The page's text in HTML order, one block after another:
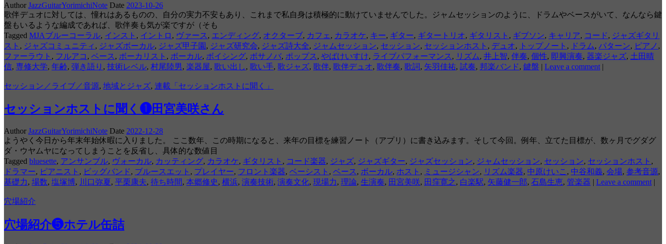
Author JazzGuitarYorimichiNote Date 2023-10-26
歌伴デュオに対しては、憧れはあるものの、自分の実力不安もあり、これまで私自身は積極的に動けていませんでした。ジャムセッションのように、ドラムやベースがいて、なんなら鍵
盤もいるような編成であれば、歌伴奏も気が楽ですが（そも
Tagged MJAブルーコーラル, インスト , イントロ , ヴァース , エンディング, オクターブ, カフェ , カラオケ, キー, ギター, ギタートリオ, ギタリスト , ギブソン, キャリア, コード, ジャズギタリ
スト , ジャズコミュニティ , ジャズボーカル, ジャズ甲子園 , ジャズ研究会, ジャズ詩大全, ジャムセッション, セッション, セッションホスト , デュオ, トップノート , ドラム, パターン, ピアノ ,
ファーラウト , フルアコ , ベース , ボーカリスト , ボーカル, ボイシング, ボサノバ, ポップス , やばけいすけ, ライブパフォーマンス , リズム, 井上智, 伴奏, 個性, 即興演奏, 器楽ジャズ, 土田晴
信, 専修大学, 年齢, 弾き語り , 技術レベル, 村尾陸男, 楽器屋, 歌い出し, 歌い手, 歌ジャズ, 歌伴, 歌伴デュオ, 歌伴奏, 歌詞, 矢羽佳祐, 試奏, 邦楽バンド, 鍵盤 | Leave a comment |
セッション／ライブ／音源, 地域とジャズ, 連載「セッションホストに聞く」
セッションホストに聞く❶田宮美咲さん
Author JazzGuitarYorimichiNote Date 2022-12-28
ようやく今日から年末年始休暇に入りました。 ここ数年、この時期になると、来年の目標を練習ノート（アプリ）に書き込みます。そして今回。例年、立てた目標が、数ヶ月でグダグ
ダ・ウヤムヤになってしまうことを反省し、具体的な数値目
Tagged bluesette, アンサンブル, ヴォーカル, カッティング, カラオケ, ギタリスト , コード楽器, ジャズ, ジャズギター, ジャズセッション, ジャムセッション, セッション, セッションホスト ,
ドラマー, ピアニスト , ビッグバンド, ブルースエット , プレイヤー, フロント楽器, ベーシスト , ベース , ボーカル, ホスト , ミュージシャン, リズム楽器, 中原けいこ , 中谷和義, 会場, 参考音源,
基礎力, 場数, 塩塚博, 川口弥夏, 平栗康夫, 待ち時間, 本郷修史, 横浜, 演奏技術, 演奏文化, 現場力, 理論, 生演奏, 田宮美咲, 田窪寛之, 白楽駅, 矢藤健一郎, 石島生恵, 管楽器 | Leave a comment |
穴場紹介
穴場紹介❺ホテル缶詰